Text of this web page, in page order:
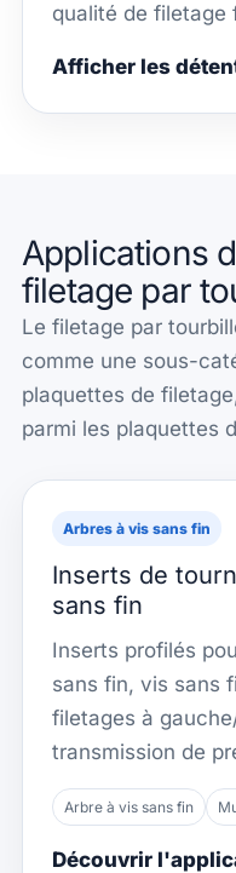
qualité de filetage
Afficher les
Applications
filetage par
Le filetage par
comme une sous-
plaquettes de
parmi les plaquettes
Arbres à vis sans fin
Inserts de
sans fin
Inserts profilés
sans fin, vis sans
filetages à
transmission de
Arbre à vis sans fin
Découvrir